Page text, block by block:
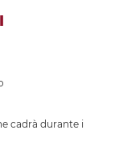
cadrà durante i